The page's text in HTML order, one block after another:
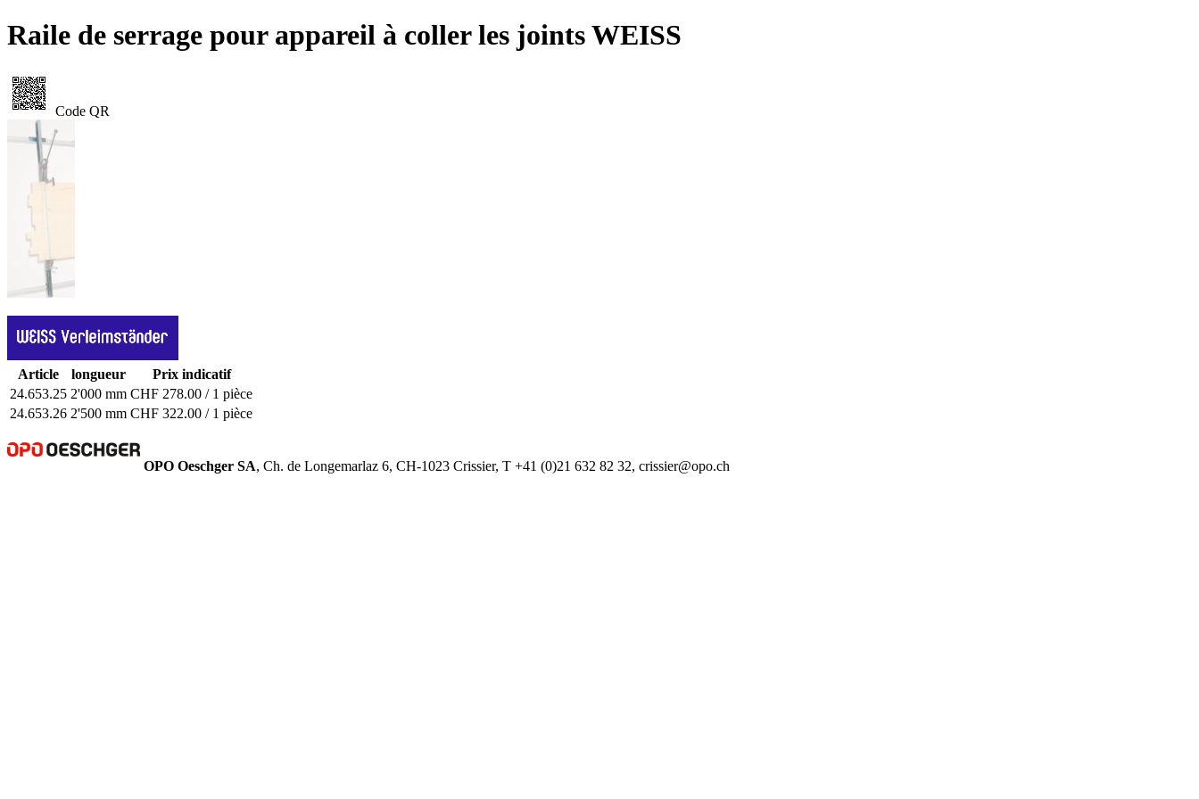
Raile de serrage pour appareil à coller les joints WEISS
Code QR
Article longueur
Prix indicatif
24.653.25 2'000 mm CHF 278.00 / 1 pièce
24.653.26 2'500 mm CHF 322.00 / 1 pièce
OPO Oeschger SA, Ch. de Longemarlaz 6, CH-1023 Crissier, T +41 (0)21 632 82 32, crissier@opo.ch